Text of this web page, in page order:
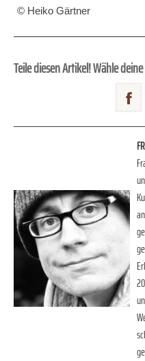
© Heiko Gärtner
Teile diesen Artikel! Wähle